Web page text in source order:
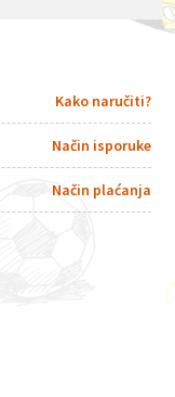
Kako naručiti?
Način isporuke
Način plaćanja